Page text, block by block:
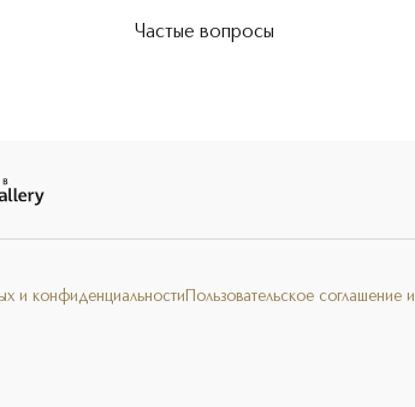
Частые вопросы
и конфиденциальности Пользовательское